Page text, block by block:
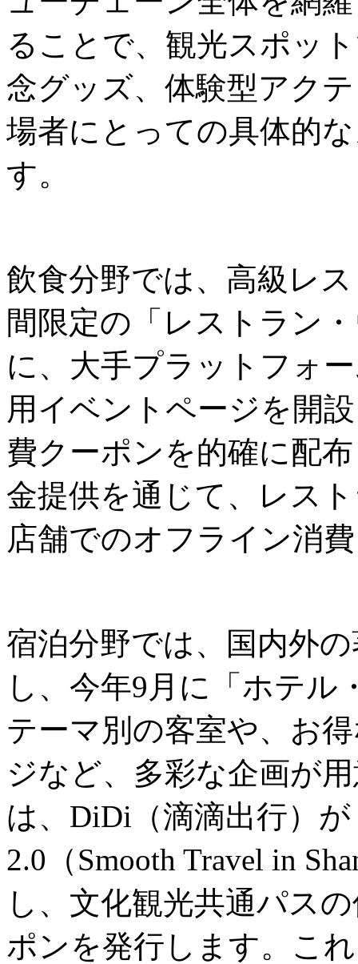
ることで、観光スポッ
念グッズ、体験型アク
場者にとっての具体的
す。
飲食分野では、高級レ
間限定の「レストラン
に、大手プラットフォ
用イベントページを開
費クーポンを的確に配
金提供を通じて、レス
店舗でのオフライン消
宿泊分野では、国内外
し、今年9月に「ホテル
テーマ別の客室や、お
ジなど、多彩な企画が
は、DiDi（滴滴出行）
2.0（Smooth Travel in
し、文化観光共通パス
ポンを発行します。こ